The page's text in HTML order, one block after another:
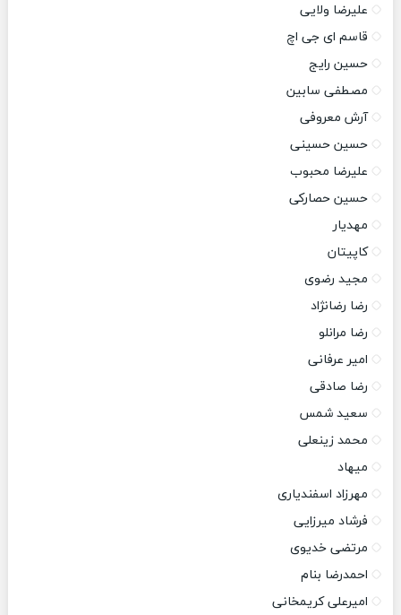
علیرضا ولایی
قاسم ای جی اچ
حسین رایج
مصطفی سابین
آرش معروفی
حسین حسینی
علیرضا محبوب
حسین حصارکی
مهدیار
کاپیتان
مجید رضوی
رضا رضانژاد
رضا مرانلو
امیر عرفانی
رضا صادقی
سعید شمس
محمد زینعلی
میهاد
مهرزاد اسفندیاری
فرشاد میرزایی
مرتضی خدیوی
احمدرضا بنام
امیرعلی کریمخانی